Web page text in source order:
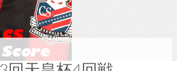
ル
戦
ロ
グ